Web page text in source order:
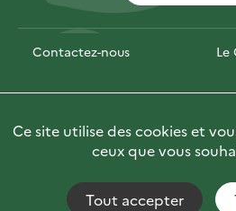
Contactez-nous Le
Espace presse
Photofor
Ce site utilise des cookies et
ceux que vous
Tout accepter